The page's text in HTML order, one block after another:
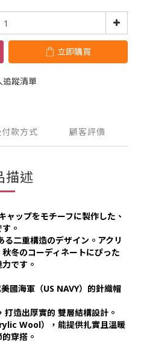
立即購買
追蹤清單
款方式 顧客評價
描述
ャップをモチーフに製作した、
。
二重構造のデザイン。アクリ
冬のコーディネートにぴった
です。
國海軍（US NAVY）的針織帽
造出厚實的 雙層結構設計。
Wool），能提供扎實且溫暖
穿搭。